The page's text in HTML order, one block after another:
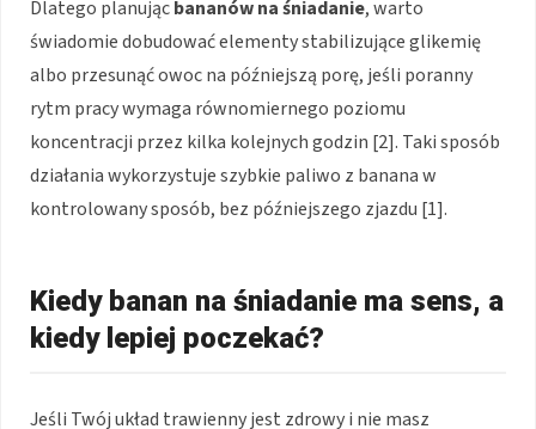
Dlatego planującbananów na śniadanie, warto
świadomie dobudować elementy stabilizujące glikemię
albo przesunąć owoc na późniejszą porę, jeśli poranny
rytm pracy wymaga równomiernego poziomu
koncentracji przez kilka kolejnych godzin [2]. Taki sposób
działania wykorzystuje szybkie paliwo z banana w
kontrolowany sposób, bez późniejszego zjazdu [1].
Kiedy banan na śniadanie ma sens, a
kiedy lepiej poczekać?
Jeśli Twój układ trawienny jest zdrowy i nie masz